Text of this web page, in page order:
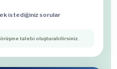
istediğiniz sorular
talebi oluşturabilirsiniz.